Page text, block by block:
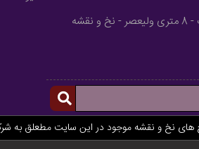
آدرس : آذربایجان شرقی - شهرستان میانه - خیابان فرهنگ - 8 متری ولیعصر - نخ و نقشه
های نخ و نقشه موجود در این سایت مطعلق به